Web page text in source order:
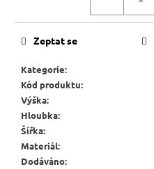
Kategorie:
Kód produktu:
Výška:
Hloubka:
Šířka:
Materiál:
Dodáváno:
Zeptat se